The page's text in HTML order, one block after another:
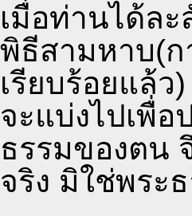
เมื่อท่านได้ล
พิธีสามหาบ(ก
เรียบร้อยแล้
จะแบ่งไปเพื่
ธรรมของตน
จริง มิใช่พระ